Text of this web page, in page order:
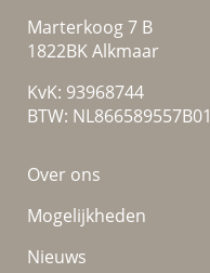
Marterkoog 7 B
1822BK Alkmaar
KvK: 93968744
BTW: NL866589557B01
Over ons
Mogelijkheden
Nieuws